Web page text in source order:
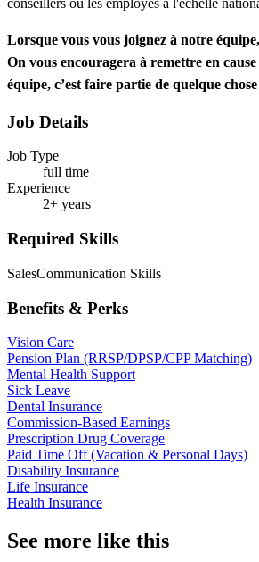
conseillers ou les employés à l'échelle
Lorsque vous vous joignez à notre
On vous encouragera à remettre en
équipe, c’est faire partie de quelque
Job Details
Job Type
full time
Experience
2+ years
Required Skills
SalesCommunication Skills
Benefits & Perks
Vision Care
Pension Plan (RRSP/DPSP/CPP Matching)
Mental Health Support
Sick Leave
Dental Insurance
Commission-Based Earnings
Prescription Drug Coverage
Paid Time Off (Vacation & Personal Days)
Disability Insurance
Life Insurance
Health Insurance
See more like this